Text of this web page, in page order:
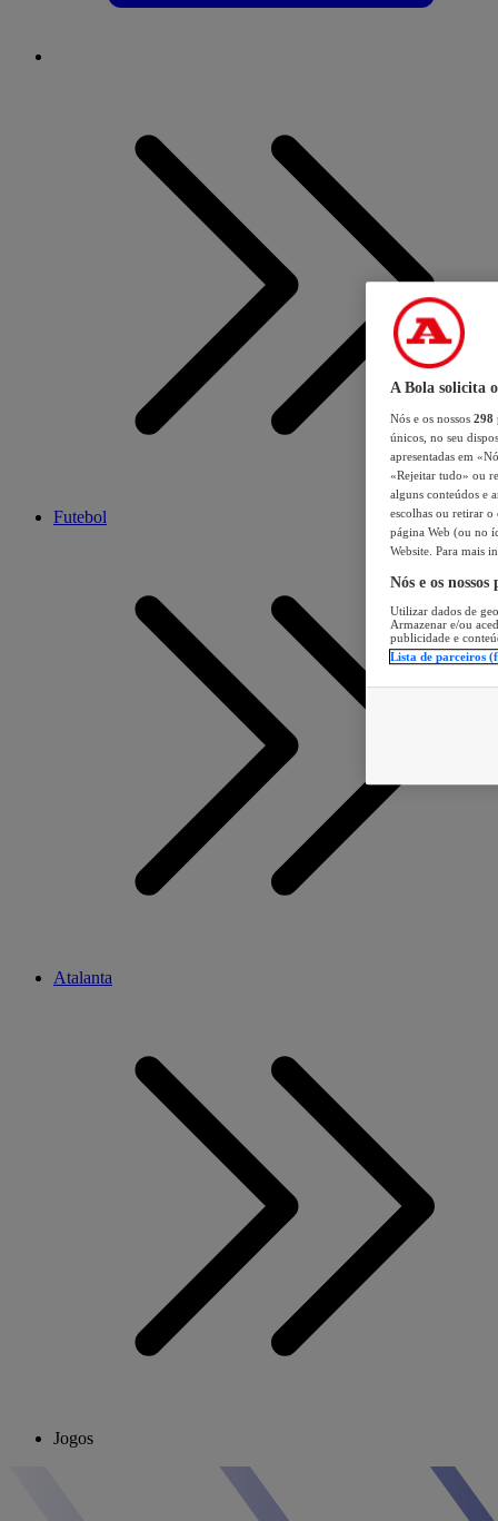
Futebol
Atalanta
Jogos
A Bola solicita
Nós e os nossos 298
únicos, no seu
apresentadas em
«Rejeitar tudo» ou
alguns conteúdos e
escolhas ou retirar
página Web (ou no
Website. Para mais
Nós e os
Utilizar dados de
Armazenar e/ou
publicidade e
Lista de parceiros